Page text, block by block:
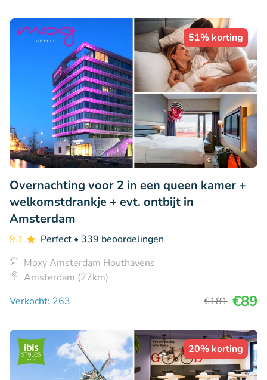
51% korting
Overnachting voor 2 in een queen kamer +
welkomstdrankje + evt. ontbijt in
Amsterdam
9.1 Perfect • 339 beoordelingen
Moxy Amsterdam Houthavens
Amsterdam (27km)
Verkocht: 263
€181 €89
20% korting